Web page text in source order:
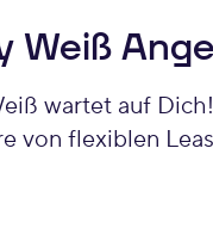
Weiß
wartet auf
von flexiblen